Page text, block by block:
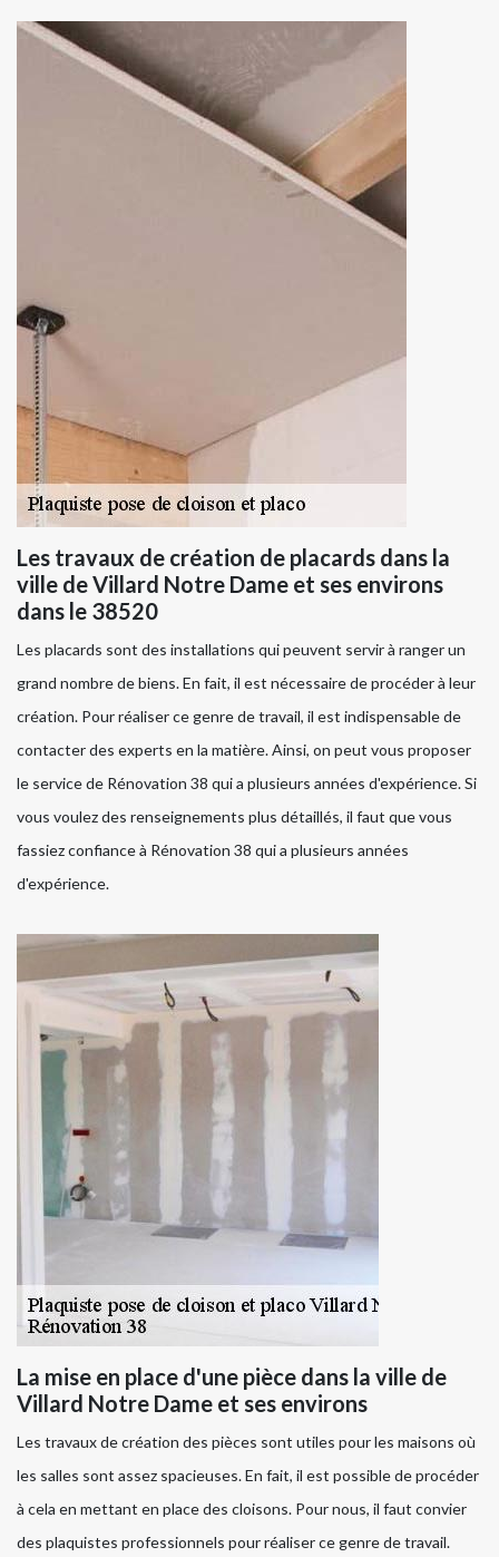
Les travaux de création de placards dans la
ville de Villard Notre Dame et ses environs
dans le 38520
Les placards sont des installations qui peuvent servir à ranger un
grand nombre de biens. En fait, il est nécessaire de procéder à leur
création. Pour réaliser ce genre de travail, il est indispensable de
contacter des experts en la matière. Ainsi, on peut vous proposer
le service de Rénovation 38 qui a plusieurs années d'expérience. Si
vous voulez des renseignements plus détaillés, il faut que vous
fassiez confiance à Rénovation 38 qui a plusieurs années
d'expérience.
La mise en place d'une pièce dans la ville de
Villard Notre Dame et ses environs
Les travaux de création des pièces sont utiles pour les maisons où
les salles sont assez spacieuses. En fait, il est possible de procéder
à cela en mettant en place des cloisons. Pour nous, il faut convier
des plaquistes professionnels pour réaliser ce genre de travail.